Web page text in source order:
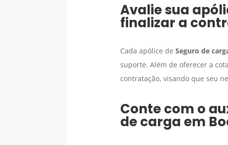
Avalie sua
finalizar a
Cada apólice de Seguro de
suporte. Além de oferecer a
contratação, visando que seu
Conte com o
de carga em